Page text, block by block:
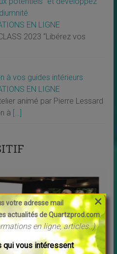
EN LIGNE
2023 “Libérez vos
à vos guides intérieurs
EN LIGNE
animé par Pierre Lessard
à […]
votre adresse mail
actualités de Quartzprod.com
en ligne, articles..)
qui vous intéressent
×